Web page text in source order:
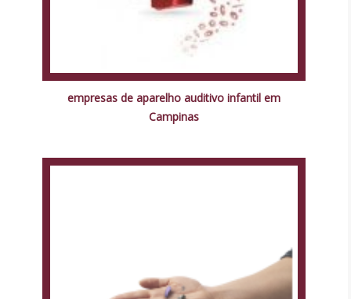
empresas de aparelho auditivo infantil em
Campinas